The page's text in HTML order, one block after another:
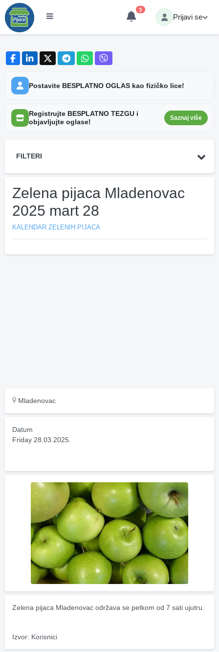
3
Prijavi se
Postavite BESPLATNO OGLAS kao fizičko lice!
Registrujte BESPLATNO TEZGU i
objavljujte oglase!
Saznaj više
FILTERI
Zelena pijaca Mladenovac
2025 mart 28
KALENDAR ZELENIH PIJACA
Mladenovac
Datum
Friday 28.03.2025.
Zelena pijaca Mladenovac održava se petkom od 7 sati ujutru.
Izvor: Korisnici